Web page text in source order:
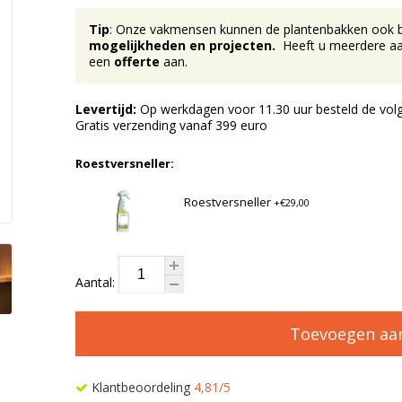
Tip: Onze vakmensen kunnen de plantenbakken
mogelijkheden en projecten. Heeft u meerdere
een offerte aan.
Levertijd: Op werkdagen voor 11.30 uur besteld de
Gratis verzending vanaf 399 euro
Roestversneller:
Roestversneller+€29,00
Aantal:
Toevoegen
Klantbeoordeling 4,81/5